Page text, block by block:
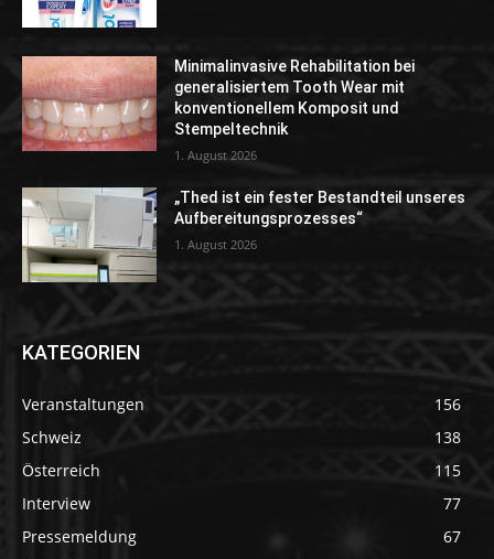
Minimalinvasive Rehabilitation bei
generalisiertem Tooth Wear mit
konventionellem Komposit und
Stempeltechnik
1. August 2026
„Thed ist ein fester Bestandteil unseres
Aufbereitungsprozesses“
1. August 2026
KATEGORIEN
Veranstaltungen
156
Schweiz
138
Österreich
115
Interview
77
Pressemeldung
67